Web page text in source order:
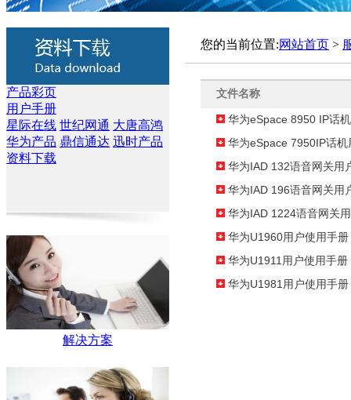
产品彩页
用户手册
星际在线 世纪网通 大唐高鸿
华为产品 鼎信通达 迅时产品
资料下载
解决方案
您的当前位置:网站首页 >
文件名称
华为eSpace 8950 IP话
华为eSpace 7950IP话机
华为IAD 132语音网关用
华为IAD 196语音网关用
华为IAD 1224语音网关
华为U1960用户使用手册
华为U1911用户使用手册
华为U1981用户使用手册